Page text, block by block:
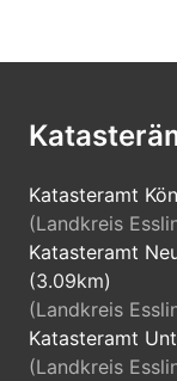
Katasteramt
(Landkreis
Katasteramt
(3.09km)
(Landkreis
Katasteramt
(Landkreis